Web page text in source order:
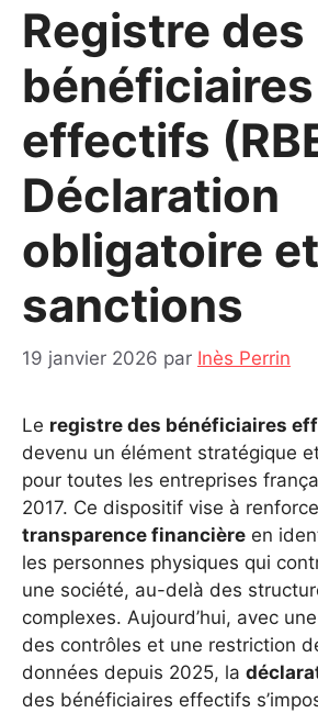
Registre des
bénéficiaires
effectifs
Déclaration
obligatoire et
sanctions
19 janvier 2026 par Inès Perrin
Le registre des bénéficiaires
devenu un élément stratégique
pour toutes les entreprises
2017. Ce dispositif vise à
transparence financière en
les personnes physiques qui
une société, au-delà des
complexes. Aujourd’hui, avec
des contrôles et une restriction
données depuis 2025, la
des bénéficiaires effectifs